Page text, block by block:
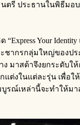
รี ประธานในพิธีมอ
Your
ากรกลุ่มใหญ่ของป
มาสด้าจึงยกระดับใ
ต่งในแต่ละรุ่น เพื่อ
รณ์เหล่านี้จะทำให้ม